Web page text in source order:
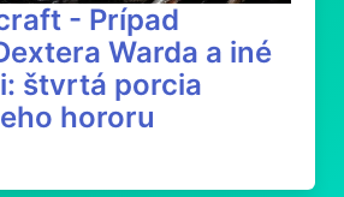
- Prípad
Warda a iné
štvrtá porcia
hororu